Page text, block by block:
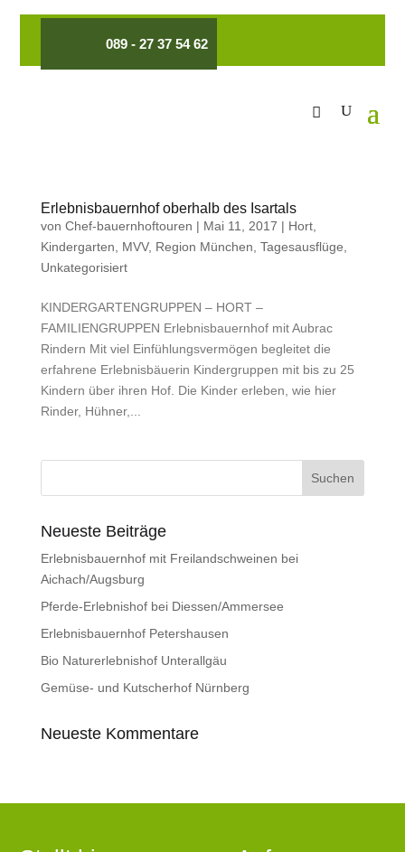
089 - 27 37 54 62
Erlebnisbauernhof oberhalb des Isartals
von Chef-bauernhoftouren | Mai 11, 2017 | Hort,
Kindergarten
MVV, Region München Tagesausflüge
Unkategorisiert
KINDERGARTENGRUPPEN – HORT –
FAMILIENGRUPPEN Erlebnisbauernhof mit Aubrac
Rindern Mit viel Einfühlungsvermögen begleitet die
erfahrene Erlebnisbäuerin Kindergruppen mit bis zu 25
Kindern über ihren Hof. Die Kinder erleben, wie hier
Rinder, Hühner,...
Neueste Beiträge
Erlebnisbauernhof mit Freilandschweinen bei
Aichach/Augsburg
Pferde-Erlebnishof bei Diessen/Ammersee
Erlebnisbauernhof Petershausen
Bio Naturerlebnishof Unterallgäu
Gemüse- und Kutscherhof Nürnberg
Neueste Kommentare